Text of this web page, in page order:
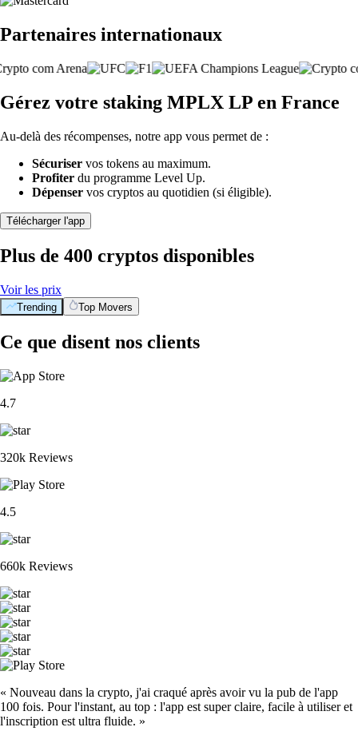
Partenaires internationaux
Gérez votre staking MPLX LP en France
Au-delà des récompenses, notre app vous permet de :
Sécuriser vos tokens au maximum.
Profiter du programme Level Up.
Dépenser vos cryptos au quotidien (si éligible).
Télécharger l'app
Plus de 400 cryptos disponibles
Voir les prix
Trending Top Movers
Ce que disent nos clients
4.7
320k Reviews
4.5
660k Reviews
« Nouveau dans la crypto, j'ai craqué après avoir vu la pub de l'app
100 fois. Pour l'instant, au top : l'app est super claire, facile à utiliser et
l'inscription est ultra fluide. »